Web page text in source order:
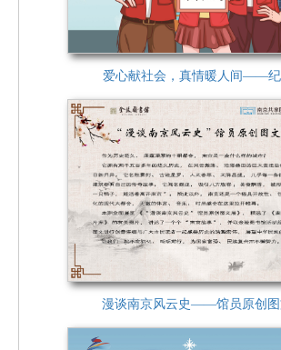
爱心献社会，真情暖人间——纪
漫谈南京风云史——馆员原创图